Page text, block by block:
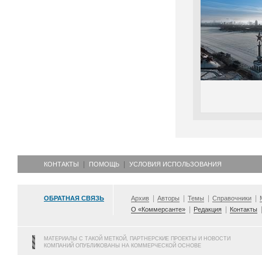
КОНТАКТЫ ПОМОЩЬ УСЛОВИЯ ИСПОЛЬЗОВАНИЯ
ОБРАТНАЯ СВЯЗЬ Архив Авторы Темы Справочники
О «Коммерсанте»
Редакция Контакты
МАТЕРИАЛЫ С ТАКОЙ МЕТКОЙ, ПАРТНЕРСКИЕ ПРОЕКТЫ И НОВОСТИ
КОМПАНИЙ ОПУБЛИКОВАНЫ НА КОММЕРЧЕСКОЙ ОСНОВЕ